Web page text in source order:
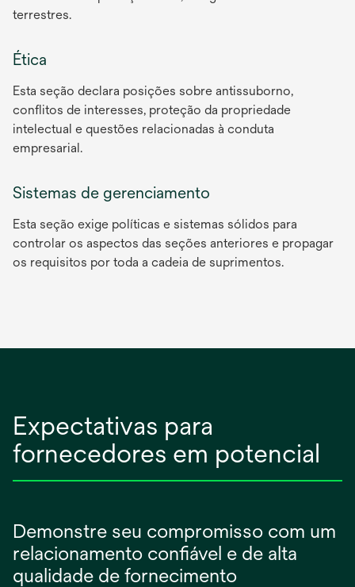
terrestres.
Ética
Esta seção declara posições sobre antissuborno,
conflitos de interesses, proteção da propriedade
intelectual e questões relacionadas à conduta
empresarial.
Sistemas de gerenciamento
Esta seção exige políticas e sistemas sólidos para
controlar os aspectos das seções anteriores e propagar
os requisitos por toda a cadeia de suprimentos.
Expectativas para
fornecedores em potencial
Demonstre seu compromisso com um
relacionamento confiável e de alta
qualidade de fornecimento